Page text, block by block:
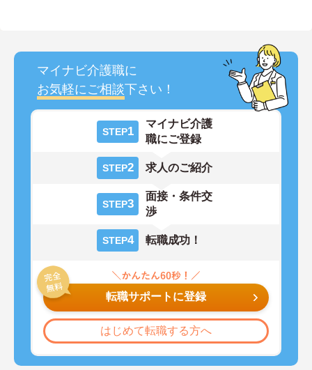
マイナビ介護職に
お気軽にご相談下さい！
STEP1
マイナビ介護
職にご登録
STEP2 求人のご紹介
STEP3
面接・条件交
渉
STEP4 転職成功！
転職サポートに登録
はじめて転職する方へ